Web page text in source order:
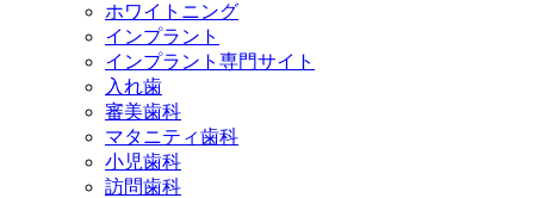
ホワイトニング
インプラント
インプラント専門サイト
入れ歯
審美歯科
マタニティ歯科
小児歯科
訪問歯科